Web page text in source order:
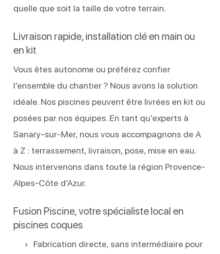
quelle que soit la taille de votre terrain.
Livraison rapide, installation clé en main ou
en kit
Vous êtes autonome ou préférez confier
l’ensemble du chantier ? Nous avons la solution
idéale. Nos piscines peuvent être livrées en kit ou
posées par nos équipes. En tant qu’experts à
Sanary-sur-Mer, nous vous accompagnons de A
à Z : terrassement, livraison, pose, mise en eau.
Nous intervenons dans toute la région Provence-
Alpes-Côte d’Azur.
Fusion Piscine, votre spécialiste local en
piscines coques
Fabrication directe, sans intermédiaire pour